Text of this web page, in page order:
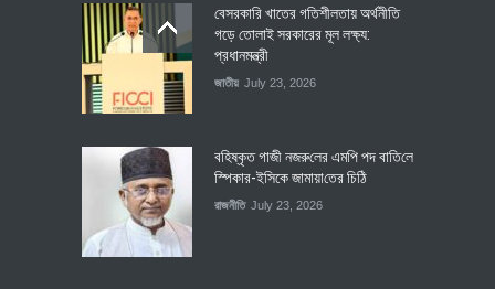
বেসরকারি খাতের গতিশীলতায় অর্থনীতি
গড়ে তোলাই সরকারের মূল লক্ষ্য:
প্রধানমন্ত্রী
জাতীয় July 23, 2026
বহিষ্কৃত গাজী নজরু‌লের এম‌পি পদ বা‌তি‌লে
স্পিকার-ইসিকে জামায়া‌তের চি‌ঠি
রাজনীতি July 23, 2026